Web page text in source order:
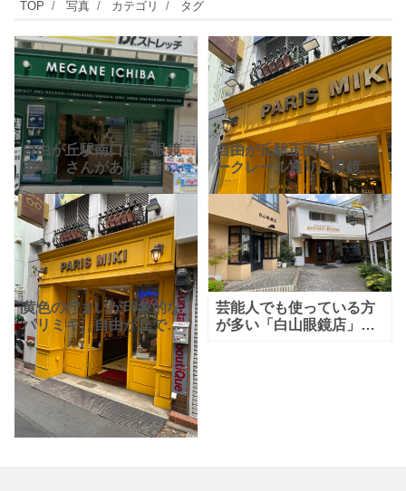
TOP 写真 カテゴリ タグ
自由が丘駅南口に「眼鏡
市場」さんがあります。
自由が丘店はとてもおし
ゃれで、緑の店構えに店
名はアルファベットで書
かれているんです。ちょ
っと気になって入ってみ
たくな
自由が丘駅正面口、マリ
ークレール通りに眼鏡の
PASRIS MIKIがありま
す。黄色いお店構えが素
敵ですよね。おしゃれな
眼鏡がありそうでテンシ
ョンが上がります。い
黄色の佇まいが印象的な
パリミキ。自由が丘で眼
鏡も作れます。正面口の
ロータリーからメープル
通りを入ってすぐのとこ
ろにあります。
芸能人でも使っている方
が多い「白山眼鏡店」は